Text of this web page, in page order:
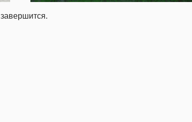
завершится.